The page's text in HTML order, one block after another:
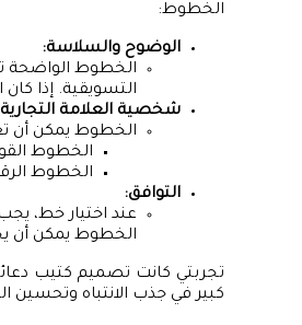
الخطوط:
الوضوح والسلاسة:
الخطوط الواضحة
التسويقية. إذا
شخصية العلامة
الخطوط يمكن أن
الخطوط
الخطوط
التوافق:
عند اختيار خط،
الخطوط يمكن أن
تجربتي كانت تصميم كتيب
كبير في جذب الانتباه وتحسين